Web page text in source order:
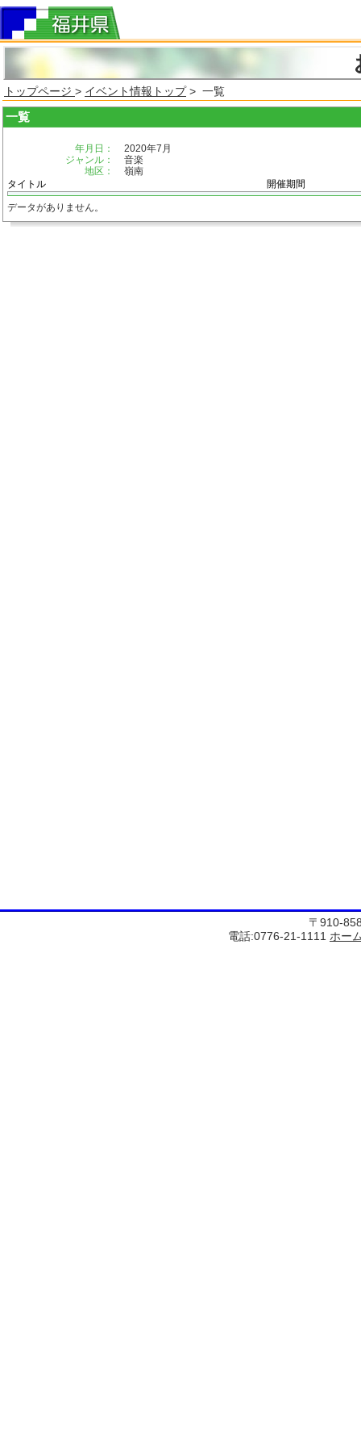
トップページ > イベント情報トップ> 一覧
一覧
年月日：
2020年7月
ジャンル：
音楽
地区：
嶺南
タイトル
開催期間
データがありません。
〒910-
電話:0776-21-1111 ホー